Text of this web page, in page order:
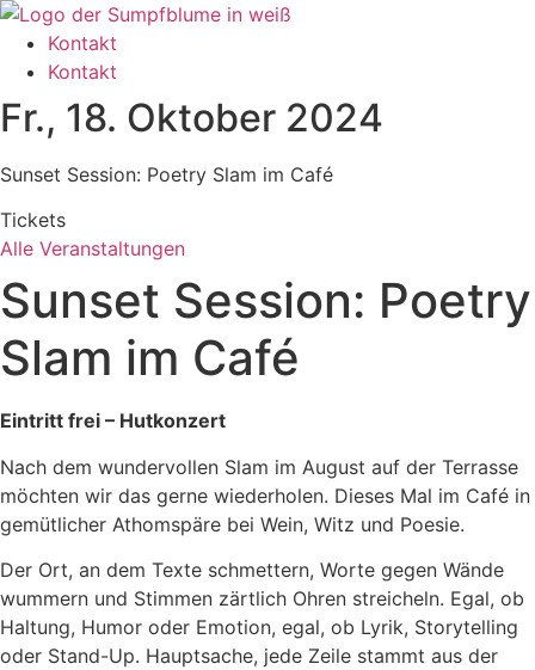
Zum
Inhalt
wechseln
Kontakt
Kontakt
Fr., 18. Oktober 2024
Sunset Session: Poetry Slam im Café
Tickets
Alle Veranstaltungen
Sunset Session: Poetry
Slam im Café
Eintritt frei – Hutkonzert
Nach dem wundervollen Slam im August auf der Terrasse
möchten wir das gerne wiederholen. Dieses Mal im Café in
gemütlicher Athomspäre bei Wein, Witz und Poesie.
Der Ort, an dem Texte schmettern, Worte gegen Wände
wummern und Stimmen zärtlich Ohren streicheln. Egal, ob
Haltung, Humor oder Emotion, egal, ob Lyrik, Storytelling
oder Stand-Up. Hauptsache, jede Zeile stammt aus der